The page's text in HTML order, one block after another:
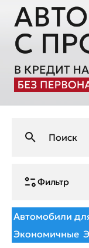
Фильтр
Автомобили
Экономичные